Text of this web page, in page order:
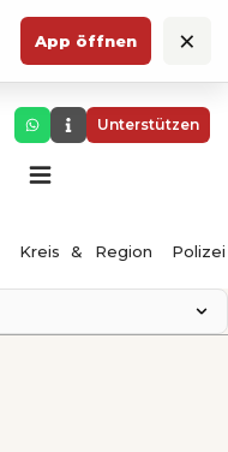
App öffnen ×
Unterstützen
Kreis & Region Polizei